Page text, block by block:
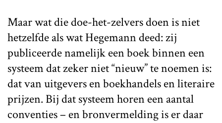
Maar wat die doe-het-zelvers doen is niet
hetzelfde als wat Hegemann deed: zij
publiceerde namelijk een boek binnen een
systeem dat zeker niet “nieuw” te noemen is:
dat van uitgevers en boekhandels en literaire
prijzen. Bij dat systeem horen een aantal
conventies – en bronvermelding is er daar